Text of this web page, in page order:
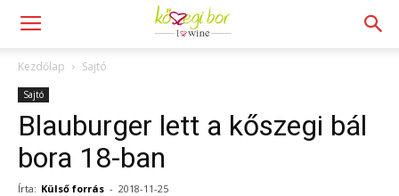
Kezdőlap Sajtó
Sajtó
Blauburger lett a kőszegi bál
bora 18-ban
Írta: Külső forrás - 2018-11-25